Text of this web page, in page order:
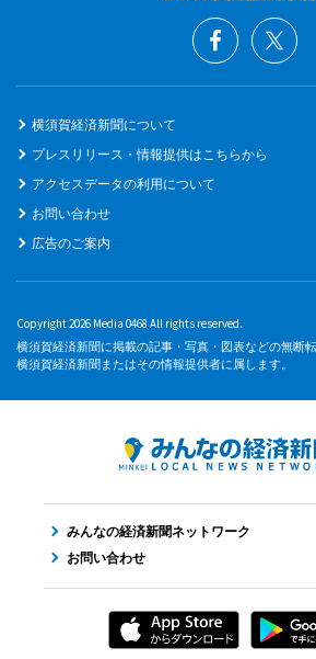
横須賀経済新聞について
プレスリリース・情報提供はこちらから
アクセスデータの利用について
お問い合わせ
広告のご案内
Copyright 2026 Media 0468 All rights reserved.
横須賀経済新聞に掲載の記事・写真・図表などの無断
横須賀経済新聞またはその情報提供者に属します。
みんなの経済新聞ネットワーク
お問い合わせ